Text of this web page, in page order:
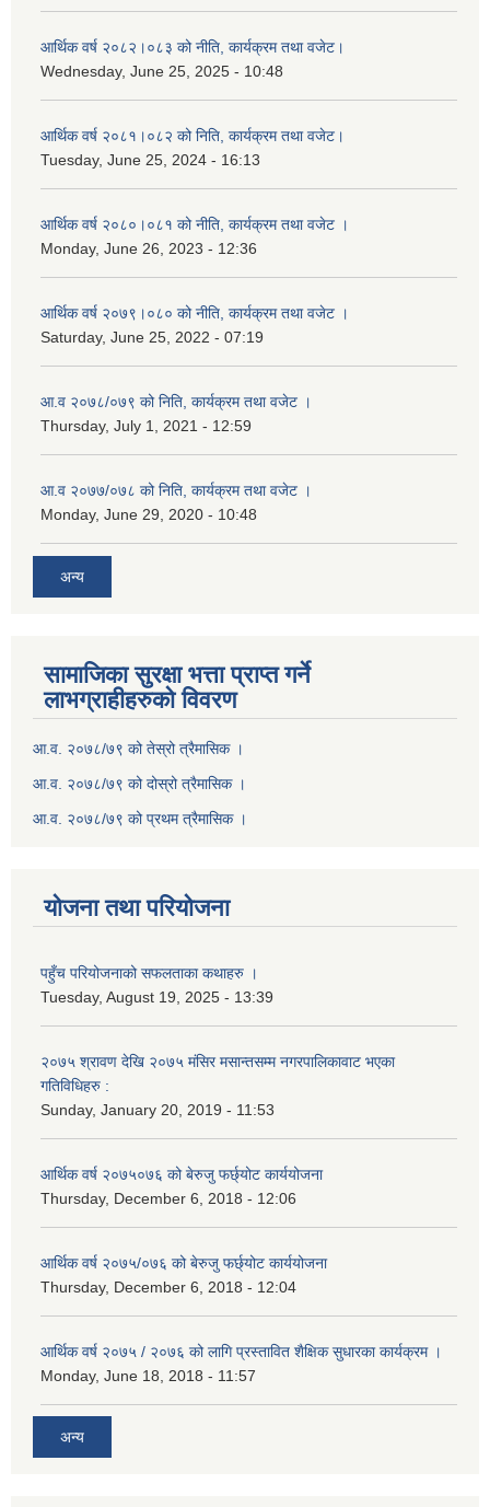
आर्थिक वर्ष २०८२।०८३ को नीति, कार्यक्रम तथा वजेट।
Wednesday, June 25, 2025 - 10:48
आर्थिक वर्ष २०८१।०८२ को निति, कार्यक्रम तथा वजेट।
Tuesday, June 25, 2024 - 16:13
आर्थिक वर्ष २०८०।०८१ को नीति, कार्यक्रम तथा वजेट ।
Monday, June 26, 2023 - 12:36
आर्थिक वर्ष २०७९।०८० को नीति, कार्यक्रम तथा वजेट ।
Saturday, June 25, 2022 - 07:19
आ.व २०७८/०७९ को निति, कार्यक्रम तथा वजेट ।
Thursday, July 1, 2021 - 12:59
आ.व २०७७/०७८ को निति, कार्यक्रम तथा वजेट ।
Monday, June 29, 2020 - 10:48
अन्य
सामाजिका सुरक्षा भत्ता प्राप्त गर्ने
लाभग्राहीहरुको विवरण
आ.व. २०७८/७९ को तेस्रो त्रैमासिक ।
आ.व. २०७८/७९ को दोस्रो त्रैमासिक ।
आ.व. २०७८/७९ को प्रथम त्रैमासिक ।
योजना तथा परियोजना
पहुँच परियोजनाको सफलताका कथाहरु ।
Tuesday, August 19, 2025 - 13:39
२०७५ श्रावण देखि २०७५ मंसिर मसान्तसम्म नगरपालिकावाट भएका
गतिविधिहरु :
Sunday, January 20, 2019 - 11:53
आर्थिक वर्ष २०७५०७६ को बेरुजु फर्छ्योट कार्ययोजना
Thursday, December 6, 2018 - 12:06
आर्थिक वर्ष २०७५/०७६ को बेरुजु फर्छ्योट कार्ययोजना
Thursday, December 6, 2018 - 12:04
आर्थिक वर्ष २०७५ / २०७६ को लागि प्रस्तावित शैक्षिक सुधारका कार्यक्रम ।
Monday, June 18, 2018 - 11:57
अन्य